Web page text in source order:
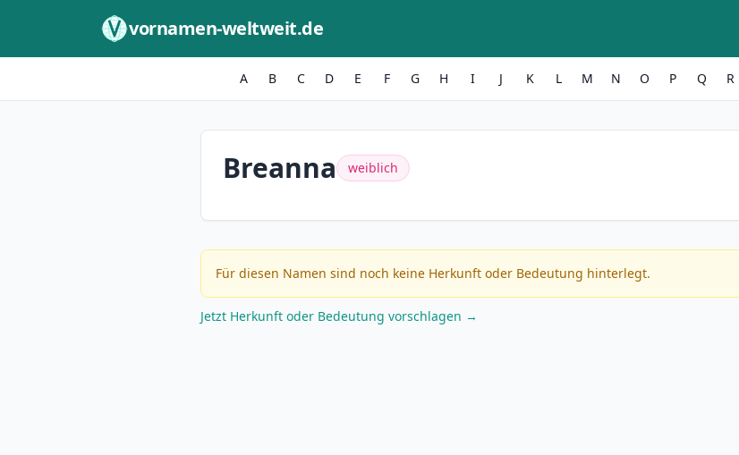
vornamen-weltweit.de
A B C D E F G H I J K L M N O P Q R
Breanna weiblich
Für diesen Namen sind noch keine Herkunft oder Bedeutung hinterlegt.
Jetzt Herkunft oder Bedeutung vorschlagen →